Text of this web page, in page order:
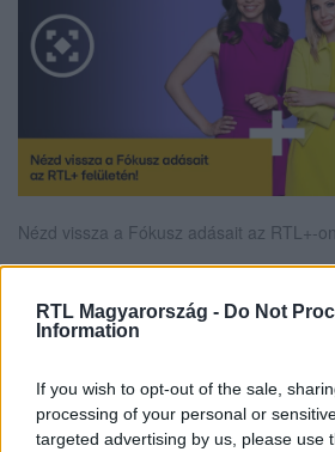
RTL Magyarország - Do Not
Information
If you wish to opt-out of the sale,
processing of your personal or
targeted advertising by us, please use
Nézd vissza a Fókusz adásait az RTL+-on!
Itt állítsd be, hogy az RTL.hu az